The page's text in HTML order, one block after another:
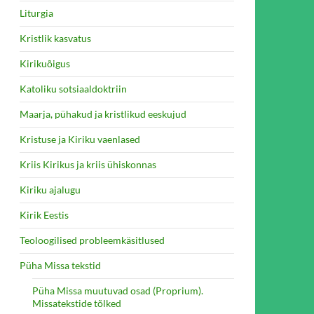
Liturgia
Kristlik kasvatus
Kirikuõigus
Katoliku sotsiaaldoktriin
Maarja, pühakud ja kristlikud eeskujud
Kristuse ja Kiriku vaenlased
Kriis Kirikus ja kriis ühiskonnas
Kiriku ajalugu
Kirik Eestis
Teoloogilised probleemkäsitlused
Püha Missa tekstid
Püha Missa muutuvad osad (Proprium).
Missatekstide tõlked